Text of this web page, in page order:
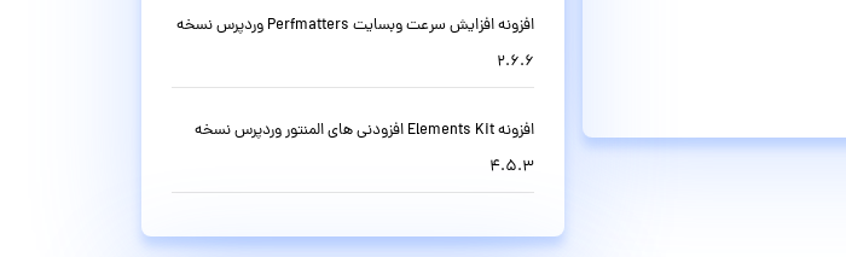
افزونه افزایش سرعت وبسایت Perfmatters وردپرس نسخه
2.6.6
افزونه Elements Kit افزودنی های المنتور وردپرس نسخه
4.5.3